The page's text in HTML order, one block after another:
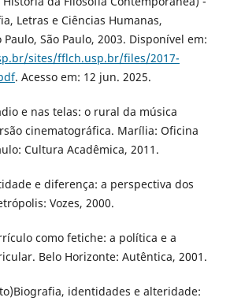
Letras e Ciências Humanas,
São Paulo, 2003. Disponível em:
sites/fflch.usp.br/files/2017-
. Acesso em: 12 jun. 2025.
e nas telas: o rural da música
cinematográfica. Marília: Oficina
Cultura Acadêmica, 2011.
e diferença: a perspectiva dos
Vozes, 2000.
como fetiche: a política e a
Belo Horizonte: Autêntica, 2001.
identidades e alteridade: